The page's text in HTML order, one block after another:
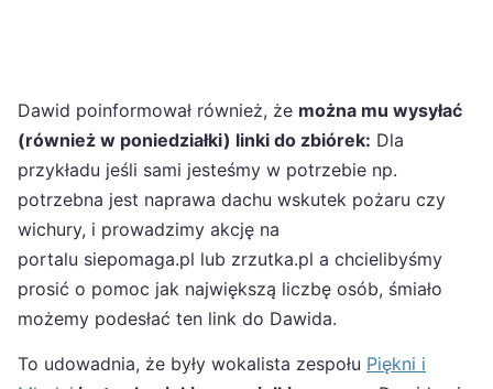
Dawid poinformował również, że można mu wysyłać
(również w poniedziałki) linki do zbiórek: Dla
przykładu jeśli sami jesteśmy w potrzebie np.
potrzebna jest naprawa dachu wskutek pożaru czy
wichury, i prowadzimy akcję na
portalu siepomaga.pl lub zrzutka.pl a chcielibyśmy
prosić o pomoc jak największą liczbę osób, śmiało
możemy podesłać ten link do Dawida.
To udowadnia, że były wokalista zespołu Piękni i